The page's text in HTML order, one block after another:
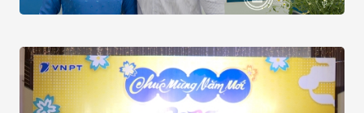
Previous